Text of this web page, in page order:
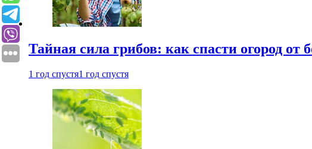
Тайная сила грибов: как спасти огород
1 год спустя1 год спустя